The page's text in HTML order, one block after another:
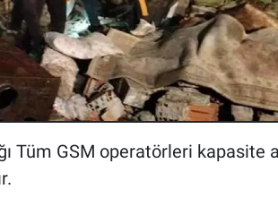
Tüm GSM operatörleri kapasite